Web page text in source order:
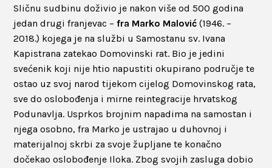
Sličnu sudbinu doživio je nakon više od 500 godina
jedan drugi franjevac –fra Marko Malović (1946. –
2018.) kojega je na službi u Samostanu sv. Ivana
Kapistrana zatekao Domovinski rat. Bio je jedini
svećenik koji nije htio napustiti okupirano područje te
ostao uz svoj narod tijekom cijelog Domovinskog rata,
sve do oslobođenja i mirne reintegracije hrvatskog
Podunavlja. Usprkos brojnim napadima na samostan i
njega osobno, fra Marko je ustrajao u duhovnoj i
materijalnoj skrbi za svoje župljane te konačno
dočekao oslobođenje Iloka. Zbog svojih zasluga dobio